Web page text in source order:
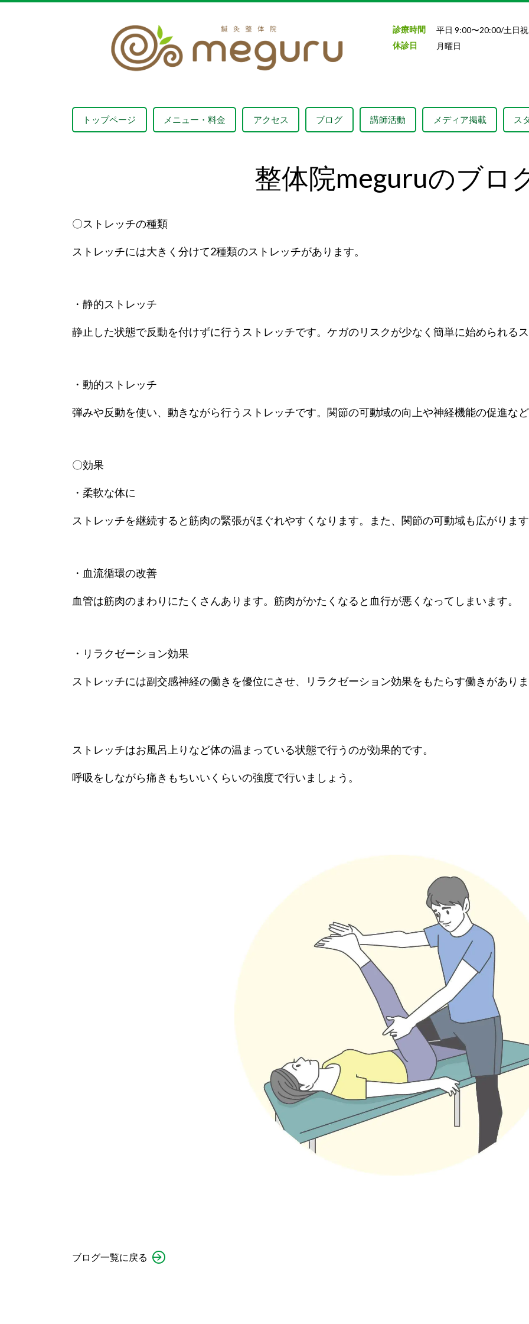
診療時間
平日 9:00〜20:00/土日
休診日
月曜日
トップページ メニュー・料金 アクセス ブログ 講師活動 メディア掲載 ス
整体院meguruのブロ
〇ストレッチの種類
ストレッチには大きく分けて2種類のストレッチがあります。
・静的ストレッチ
静止した状態で反動を付けずに行うストレッチです。ケガのリスクが少なく簡単に始められる
・動的ストレッチ
弾みや反動を使い、動きながら行うストレッチです。関節の可動域の向上や神経機能の促進な
〇効果
・柔軟な体に
ストレッチを継続すると筋肉の緊張がほぐれやすくなります。また、関節の可動域も広がりま
・血流循環の改善
血管は筋肉のまわりにたくさんあります。筋肉がかたくなると血行が悪くなってしまいます。
・リラクゼーション効果
ストレッチには副交感神経の働きを優位にさせ、リラクゼーション効果をもたらす働きがあり
ストレッチはお風呂上りなど体の温まっている状態で行うのが効果的です。
呼吸をしながら痛きもちいいくらいの強度で行いましょう。
ブログ一覧に戻る